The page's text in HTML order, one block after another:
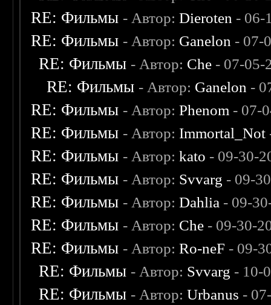
RE: Фильмы - Автор:Dieroten - 06-
RE: Фильмы - Автор: Ganelon - 07-
RE: Фильмы - Автор: Che - 07-05-
RE: Фильмы - Автор: Ganelon -
RE: Фильмы - Автор:Phenom - 07-
RE: Фильмы - Автор: Immortal_Not
RE: Фильмы - Автор:kato - 09-30-
RE: Фильмы - Автор: Svvarg - 09-
RE: Фильмы - Автор:Dahlia - 09-
RE: Фильмы - Автор: Che - 09-30-
RE: Фильмы - Автор:Ro-neF - 09-
RE: Фильмы - Автор: Svvarg - 10-
RE: Фильмы - Автор:Urbanus -